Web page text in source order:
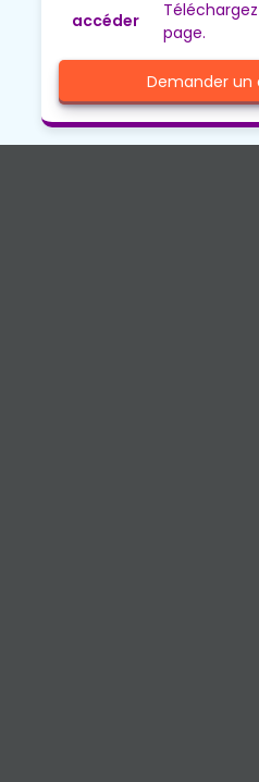
accéder
page.
Demander un